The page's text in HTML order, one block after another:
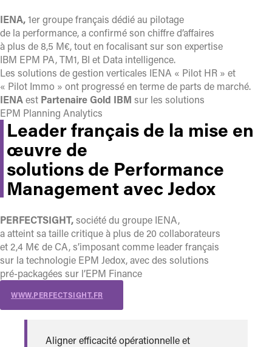
IENA,1er groupe français dédié au pilotage
de la performance, a confirmé son chiffre d’affaires
à plus de 8,5 M€, tout en focalisant sur son expertise
IBM EPM PA, TM1, BI et Data intelligence.
Les solutions de gestion verticales IENA « Pilot HR » et
« Pilot Immo » ont progressé en terme de parts de marché.
IENAest Partenaire Gold IBM sur les solutions
EPM Planning Analytics
Leader français de la mise en
œuvre de
solutions de Performance
Management avec Jedox
PERFECTSIGHT,société du groupe IENA,
a atteint sa taille critique à plus de 20 collaborateurs
et 2,4 M€ de CA, s’imposant comme leader français
sur la technologie EPM Jedox, avec des solutions
pré-packagées sur l’EPM Finance
WWW.PERFECTSIGHT.FR
Aligner efficacité opérationnelle et